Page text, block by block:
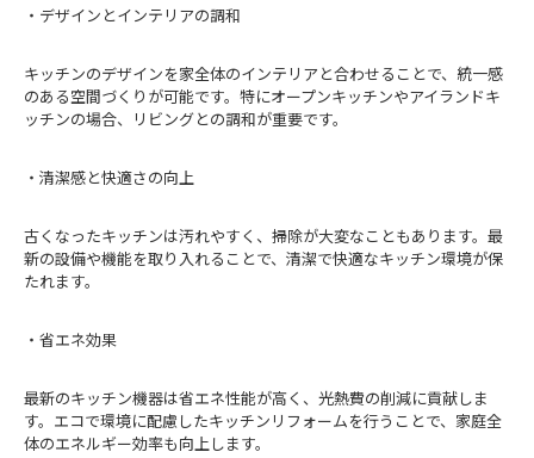
・デザインとインテリアの調和
キッチンのデザインを家全体のインテリアと合わせることで、統一感
のある空間づくりが可能です。特にオープンキッチンやアイランドキ
ッチンの場合、リビングとの調和が重要です。
・清潔感と快適さの向上
古くなったキッチンは汚れやすく、掃除が大変なこともあります。最
新の設備や機能を取り入れることで、清潔で快適なキッチン環境が保
たれます。
・省エネ効果
最新のキッチン機器は省エネ性能が高く、光熱費の削減に貢献しま
す。エコで環境に配慮したキッチンリフォームを行うことで、家庭全
体のエネルギー効率も向上します。